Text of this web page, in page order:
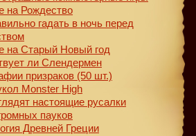
на Рождество
гадать в ночь перед
на Старый Новый год
ли Слендермен
призраков (50 шт.)
Monster High
настоящие русалки
пауков
Древней Греции